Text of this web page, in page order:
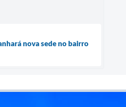
nova sede no bairro